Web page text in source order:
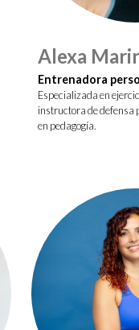
Alexa
Entrenadora
Especializada en
instructora de defensa
en pedagogía.